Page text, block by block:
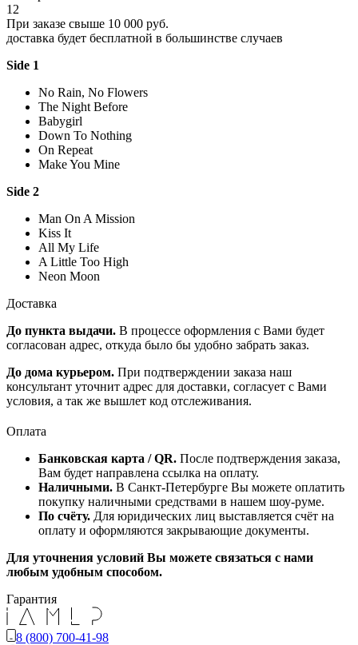
12
При заказе свыше 10 000 руб.
доставка будет бесплатной в большинстве случаев
Side 1
No Rain, No Flowers
The Night Before
Babygirl
Down To Nothing
On Repeat
Make You Mine
Side 2
Man On A Mission
Kiss It
All My Life
A Little Too High
Neon Moon
Доставка
До пункта выдачи. В процессе оформления с Вами будет
согласован адрес, откуда было бы удобно забрать заказ.
До дома курьером. При подтверждении заказа наш
консультант уточнит адрес для доставки, согласует с Вами
условия, а так же вышлет код отслеживания.
Оплата
Банковская карта / QR. После подтверждения заказа,
Вам будет направлена ссылка на оплату.
Наличными. В Санкт-Петербурге Вы можете оплатить
покупку наличными средствами в нашем шоу-руме.
По счёту. Для юридических лиц выставляется счёт на
оплату и оформляются закрывающие документы.
Для уточнения условий Вы можете связаться с нами
любым удобным способом.
Гарантия
8 (800) 700-41-98